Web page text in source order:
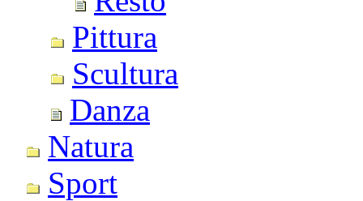
Pittura
Scultura
Danza
Natura
Sport